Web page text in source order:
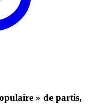
» de partis,